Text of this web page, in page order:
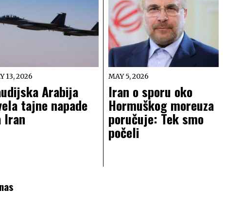
13, 2026
Arabija
tajne napade
Iran
MAY 5, 2026
Iran o sporu oko
Hormuškog moreuza
poručuje: Tek smo
počeli